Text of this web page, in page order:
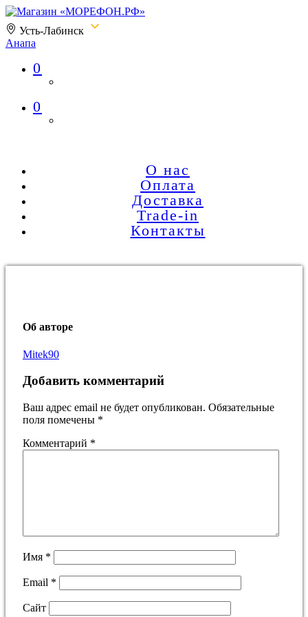
Усть-Лабинск
Анапа
Магазин «МОРЕФОН.РФ»
0
0
О нас
Оплата
Доставка
Trade-in
Контакты
Об авторе
Mitek90
Добавить комментарий
Ваш адрес email не будет опубликован. Обязательные
поля помечены *
Комментарий *
Имя *
Email *
Сайт